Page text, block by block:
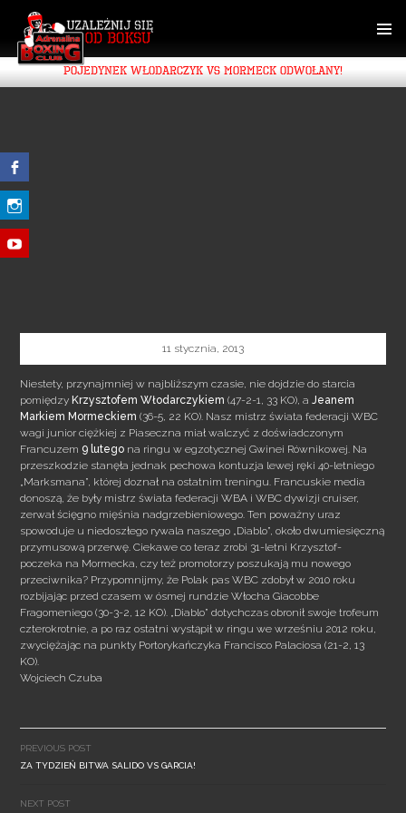
CONTENT
POJEDYNEK WŁODARCZYK VS MORMECK ODWOŁANY!
11 stycznia, 2013
Niestety, przynajmniej w najbliższym czasie, nie dojdzie do starcia
pomiędzyKrzysztofem Włodarczykiem (47-2-1, 33 KO), aJeanem
Markiem Mormeckiem (36-5, 22 KO). Nasz mistrz świata federacji WBC
wagi junior ciężkiej z Piaseczna miał walczyć z doświadczonym
Francuzem 9 lutego na ringu w egzotycznej Gwinei Równikowej. Na
przeszkodzie stanęła jednak pechowa kontuzja lewej ręki 40-letniego
„Marksmana”, której doznał na ostatnim treningu. Francuskie media
donoszą, że były mistrz świata federacji WBA i WBC dywizji cruiser,
zerwał ścięgno mięśnia nadgrzebieniowego. Ten poważny uraz
spowoduje u niedoszłego rywala naszego „Diablo”, około dwumiesięczną
przymusową przerwę. Ciekawe co teraz zrobi 31-letni Krzysztof-
poczeka na Mormecka, czy też promotorzy poszukają mu nowego
przeciwnika? Przypomnijmy, że Polak pas WBC zdobył w 2010 roku
rozbijając przed czasem w ósmej rundzie Włocha Giacobbe
Fragomeniego (30-3-2, 12 KO). „Diablo” dotychczas obronił swoje trofeum
czterokrotnie, a po raz ostatni wystąpił w ringu we wrześniu 2012 roku,
zwyciężając na punkty Portorykańczyka Francisco Palaciosa (21-2, 13
KO).
Wojciech Czuba
navigation
PREVIOUS POST
ZA TYDZIEŃ BITWA SALIDO VS GARCIA!
NEXT POST